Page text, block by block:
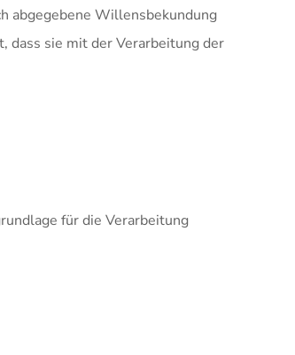
abgegebene Willensbekundung
dass sie mit der Verarbeitung der
für die Verarbeitung